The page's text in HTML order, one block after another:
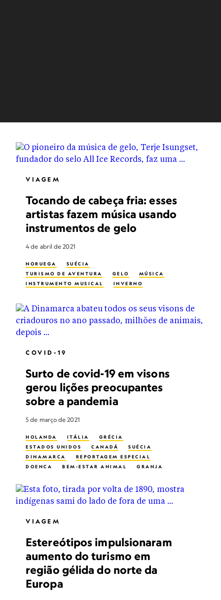
VIAGEM
Tocando de cabeça fria: esses
artistas fazem música usando
instrumentos de gelo
4 de abril de 2021
NORUEGA
SUÉCIA
TURISMO DE AVENTURA
GELO
MÚSICA
INSTRUMENTO MUSICAL
INVERNO
COVID-19
Surto de covid-19 em visons
gerou lições preocupantes
sobre a pandemia
5 de março de 2021
HOLANDA ITÁLIA
GRÉCIA
ESTADOS UNIDOS
CANADÁ
SUÉCIA
DINAMARCA
REPORTAGEM ESPECIAL
DOENÇA
BEM-ESTAR ANIMAL
GRANJA
CORONAVÍRUS
VIAGEM
Estereótipos impulsionaram
aumento do turismo em
região gélida do norte da
Europa